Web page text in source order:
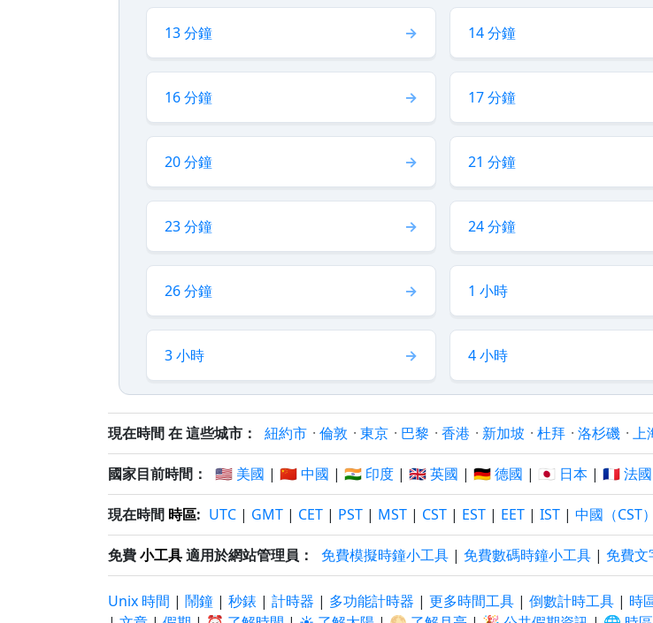
13 分鐘 14 分鐘
16 分鐘 17 分鐘
20 分鐘 21 分鐘
23 分鐘 24 分鐘
26 分鐘 1 小時
3 小時 4 小時
現在時間 在 這些城市： 紐約市 · 倫敦 · 東京 · 巴黎 · 香港 · 新加坡 · 杜拜 · 洛杉磯 · 上
國家目前時間： 🇺🇸 美國 | 🇨🇳 中國 | 🇮🇳 印度 | 🇬🇧 英國 | 🇩🇪 德國 | 🇯🇵 日本 | 🇫🇷 法國
現在時間 時區: UTC | GMT | CET | PST | MST | CST | EST | EET | IST | 中國（CST）
免費小工具適用於網站管理員： 免費模擬時鐘小工具 | 免費數碼時鐘小工具 | 免費
Unix 時間 | 鬧鐘 | 秒錶 | 計時器 | 多功能計時器 | 更多時間工具 | 倒數計時工具 | 時